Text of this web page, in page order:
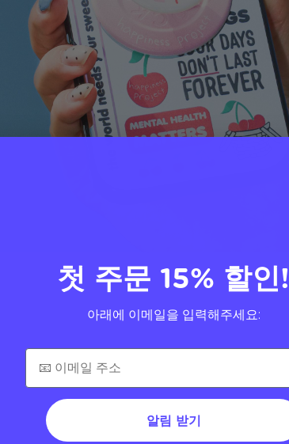
첫 주문 15% 할인!
아래에 이메일을 입력해주세요:
알림 받기